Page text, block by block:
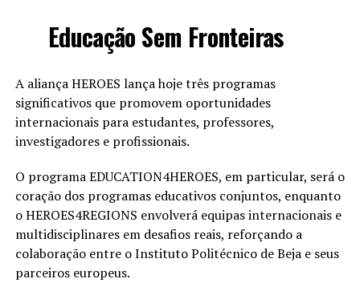
Educação Sem Fronteiras
A aliança HEROES lança hoje três programas
significativos que promovem oportunidades
internacionais para estudantes, professores,
investigadores e profissionais.
O programa EDUCATION4HEROES, em particular, será o
coração dos programas educativos conjuntos, enquanto
o HEROES4REGIONS envolverá equipas internacionais e
multidisciplinares em desafios reais, reforçando a
colaboração entre o Instituto Politécnico de Beja e seus
parceiros europeus.